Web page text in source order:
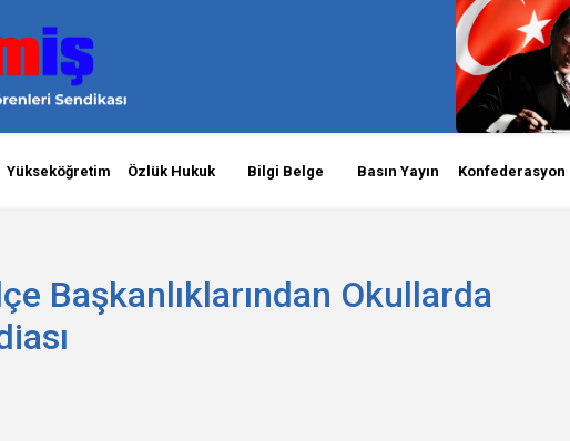
Yükseköğretim Özlük Hukuk Bilgi Belge Basın Yayın Konfederasyon
Başkanlıklarından Okullarda